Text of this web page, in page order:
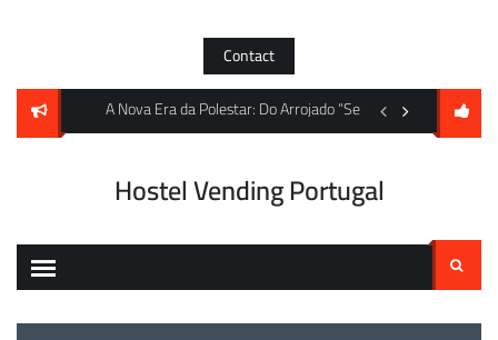
Contact
Máximos Históricos e S&P Global Anuncia Índice para Metais de Baterias
A Nova Era da Polestar: Do Arrojado “Sem Vidro” 4 ao
A encruzilhada da
Hostel Vending Portugal
Pesquisar